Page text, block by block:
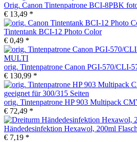
Orig. Canon Tintenpatrone BCI-8PBK
€ 13,49 *
Tintentank BCI-12 Photo Color
€ 0,49 *
orig. Tintenpatrone Canon PGI-570/CLI-
€ 130,99 *
orig. Tintenpatrone HP 903 Multipack
€ 72,49 *
Händedesinfektion Hexawol, 200ml
€ 7,19 *